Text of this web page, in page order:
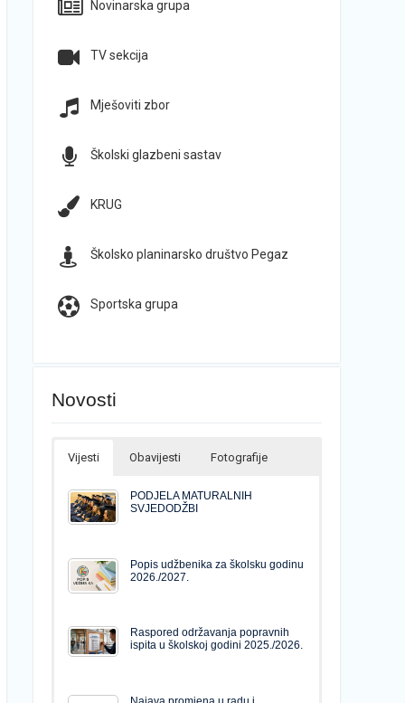
Novinarska grupa
TV sekcija
Mješoviti zbor
Školski glazbeni sastav
KRUG
Školsko planinarsko društvo Pegaz
Sportska grupa
Novosti
Vijesti Obavijesti Fotografije
PODJELA MATURALNIH
SVJEDODŽBI
Popis udžbenika za školsku godinu
2026./2027.
Raspored održavanja popravnih
ispita u školskoj godini 2025./2026.
Najava promjena u radu i